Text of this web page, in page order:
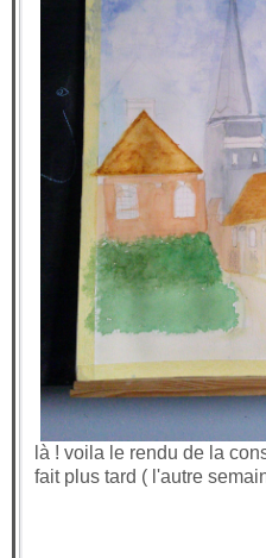
là ! voila le rendu de la
fait plus tard ( l'autre